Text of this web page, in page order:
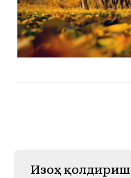
Изоҳ қолдириш